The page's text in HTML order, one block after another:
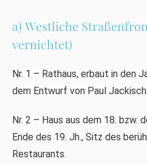
a) Westliche
vernichtet)
Nr. 1 – Rathaus, erbaut in den
dem Entwurf von Paul Jackisch.
Nr. 2 – Haus aus dem 18. bzw.
Ende des 19. Jh., Sitz des
Restaurants.